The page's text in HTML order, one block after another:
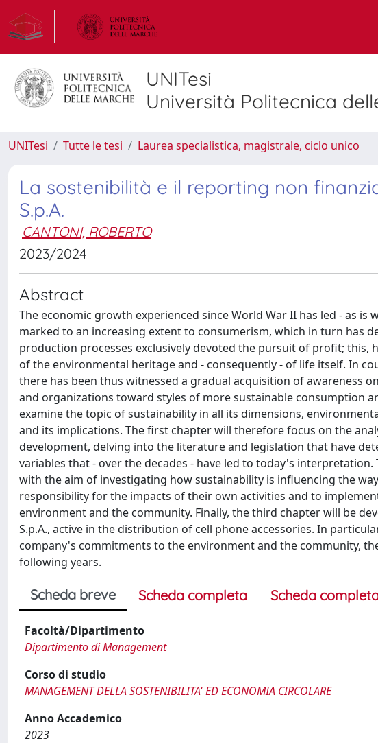
UNITesi
Università Politecnica
UNITesi Tutte le tesi Laurea specialistica, magistrale, ciclo unico
La sostenibilità e il reporting non
S.p.A.
CANTONI, ROBERTO
2023/2024
Abstract
The economic growth experienced since World War II has led - as
marked to an increasing extent to consumerism, which in turn has
production processes exclusively devoted the pursuit of profit; this,
of the environmental heritage and - consequently - of life itself. In
there has been thus witnessed a gradual acquisition of awareness
and organizations toward styles of more sustainable consumption
examine the topic of sustainability in all its dimensions,
and its implications. The first chapter will therefore focus on the
development, delving into the literature and legislation that have
variables that - over the decades - have led to today's
with the aim of investigating how sustainability is influencing the
responsibility for the impacts of their own activities and to
environment and the community. Finally, the third chapter will be
S.p.A., active in the distribution of cell phone accessories. In
company's commitments to the environment and the community,
following years.
Scheda breve Scheda completa Scheda
Facoltà/Dipartimento
Dipartimento di Management
Corso di studio
MANAGEMENT DELLA SOSTENIBILITA' ED ECONOMIA CIRCOLARE
Anno Accademico
2023